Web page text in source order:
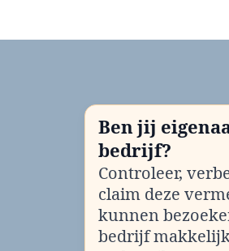
Ben jij
bedrijf?
Controleer,
claim deze
kunnen
bedrijf